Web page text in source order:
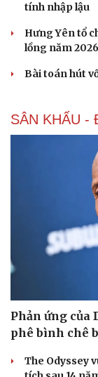
Cải chính
tính nhập lậu
Hưng Yên tổ
lồng năm 2026
Bài toán hút
SÂN KHẤU -
Phản ứng của
phê bình chê
The Odyssey